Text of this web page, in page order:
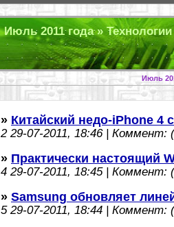
Июль 2011 года » Технологии
Июль
» Китайский недо-iPhone 4
229-07-2011, 18:46 | Коммент:
» Практически настоящий
4 29-07-2011, 18:45 | Коммент:
» Samsung обновляет
529-07-2011, 18:44 | Коммент: